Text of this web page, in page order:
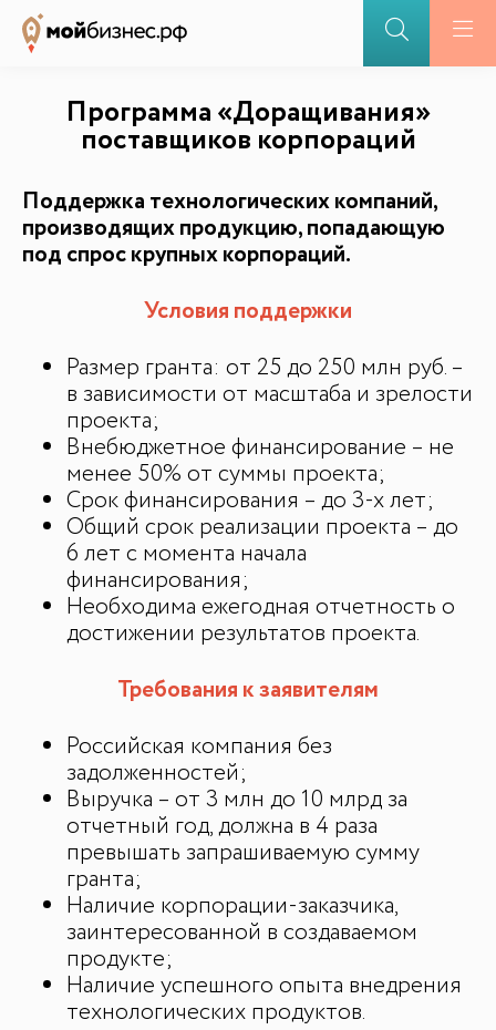
БАЗА ЗНАНИЙ
Видеоуроки и курсы
Вдохновиться
ДЛЯ СМИ
Медиакит
Контакты
Программа «Доращивания»
поставщиков корпораций
Поддержка технологических компаний,
производящих продукцию, попадающую
под спрос крупных корпораций.
Условия поддержки
Размер гранта: от 25 до 250 млн руб. –
в зависимости от масштаба и зрелости
проекта;
Внебюджетное финансирование – не
менее 50% от суммы проекта;
Срок финансирования – до 3-х лет;
Общий срок реализации проекта – до
6 лет с момента начала
финансирования;
Необходима ежегодная отчетность о
достижении результатов проекта.
Требования к заявителям
Российская компания без
задолженностей;
Выручка – от 3 млн до 10 млрд за
отчетный год, должна в 4 раза
превышать запрашиваемую сумму
гранта;
Наличие корпорации-заказчика,
заинтересованной в создаваемом
продукте;
Наличие успешного опыта внедрения
технологических продуктов.